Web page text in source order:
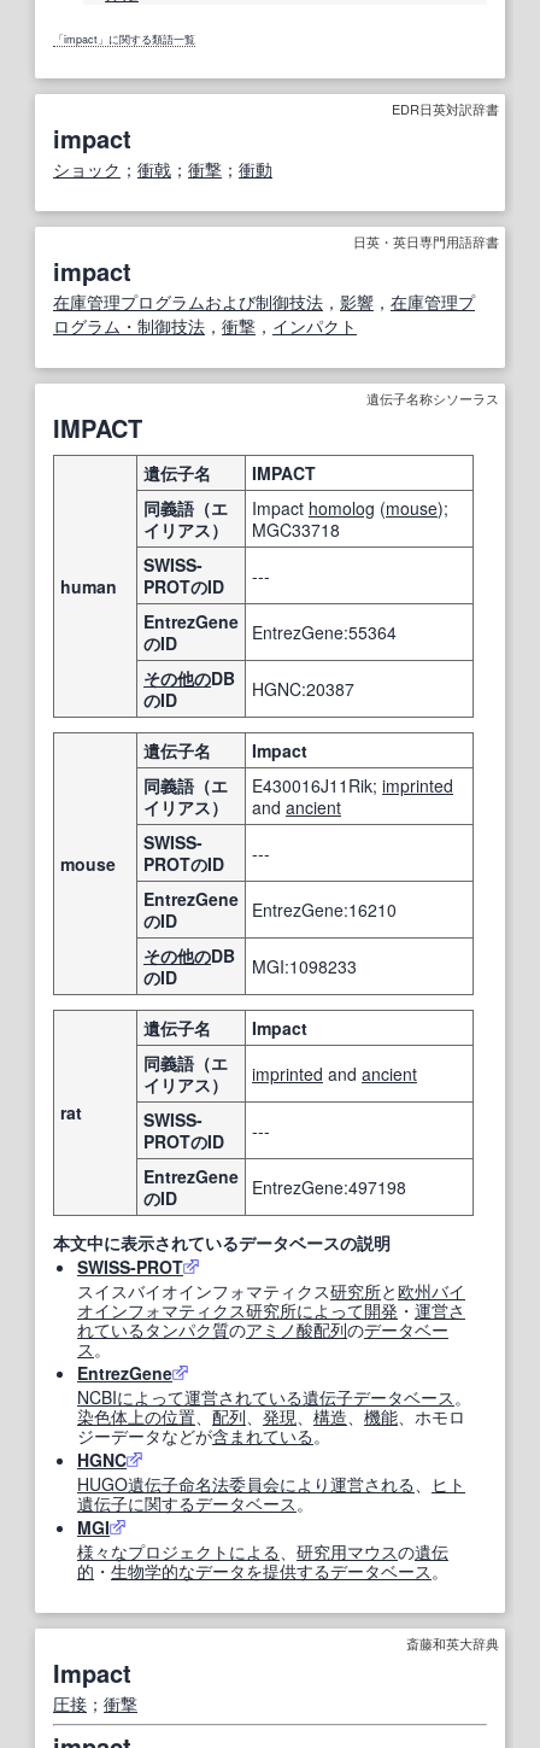
「impact」に関する類語一覧
EDR日英対訳辞書
impact
ショック ； 衝戟 ； 衝撃 ； 衝動
日英・英日専門用語辞書
impact
在庫管理プログラムおよび制御技法 ， 影響 ， 在庫管理プ
ログラム・制御技法 ， 衝撃 ， インパクト
遺伝子名称シソーラス
IMPACT
human
遺伝子名
IMPACT
同義語（エ
イリアス）
Impact homolog (mouse);
MGC33718
SWISS-
PROTのID
---
EntrezGene
のID
EntrezGene:55364
その他のDB
のID
HGNC:20387
mouse
遺伝子名
Impact
同義語（エ
イリアス）
E430016J11Rik; imprinted
and ancient
SWISS-
PROTのID
---
EntrezGene
のID
EntrezGene:16210
その他のDB
のID
MGI:1098233
rat
遺伝子名
Impact
同義語（エ
イリアス）
imprinted and ancient
SWISS-
PROTのID
---
EntrezGene
のID
EntrezGene:497198
本文中に表示されているデータベースの説明
SWISS-PROT
スイスバイオインフォマティクス研究所と欧州バイ
オインフォマティクス研究所によって開発 ・ 運営さ
れている タンパク質のアミノ酸配列のデータベー
ス。
EntrezGene
NCBIによって運営されている遺伝子データベース。
染色体上の位置、 配列、 発現、 構造、 機能、ホモロ
ジーデータなどが含まれている。
HGNC
HUGO遺伝子命名法委員会により運営される、 ヒト
遺伝子に関するデータベース。
MGI
様々なプロジェクト による、 研究用マウスの遺伝
的 ・ 生物学的なデータを提供するデータベース。
斎藤和英大辞典
Impact
圧接 ； 衝撃